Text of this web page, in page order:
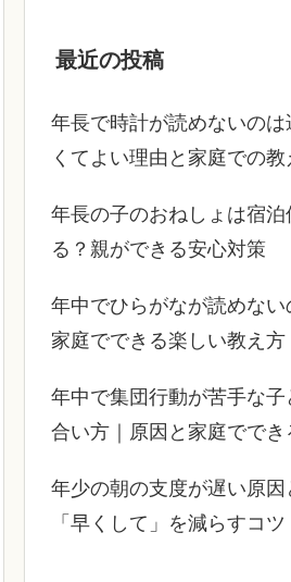
最近の投稿
年長で時計が読めないの
くてよい理由と家庭での教
年長の子のおねしょは宿
る？親ができる安心対策
年中でひらがなが読めない
家庭でできる楽しい教え方
年中で集団行動が苦手な子
合い方｜原因と家庭ででき
年少の朝の支度が遅い原因
「早くして」を減らすコツ